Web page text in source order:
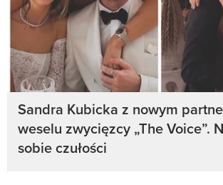
Sandra Kubicka z nowym
weselu zwycięzcy „The Voice”.
sobie czułości